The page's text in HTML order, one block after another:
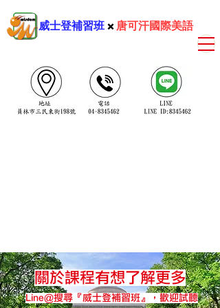
威士登補習班​ × 唐可汗國際美語
關於課程有想了解更多
Line@搜尋『威士登補習班』，歡迎試聽